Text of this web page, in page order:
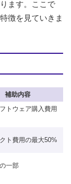
ます。ここで
徴を見ていきま
補助内容
トウェア購入費用
ト費用の最大50%
一部